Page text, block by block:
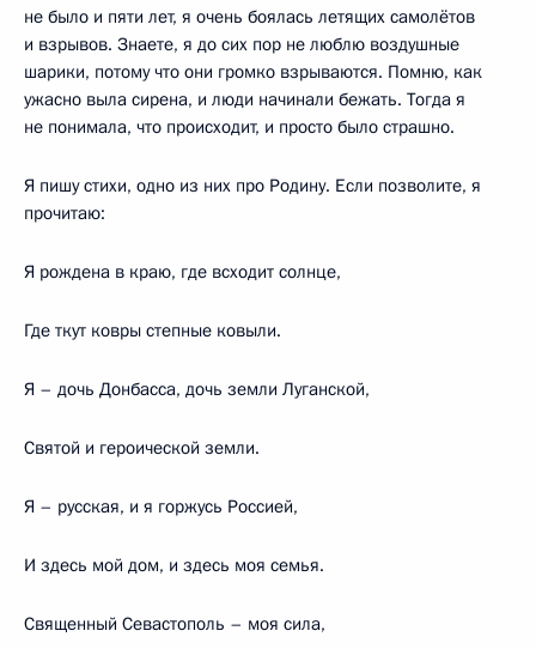
не было и пяти лет, я очень боялась летящих самолётов
и взрывов. Знаете, я до сих пор не люблю воздушные
шарики, потому что они громко взрываются. Помню, как
ужасно выла сирена, и люди начинали бежать. Тогда я
не понимала, что происходит, и просто было страшно.
Я пишу стихи, одно из них про Родину. Если позволите, я
прочитаю:
Я рождена в краю, где всходит солнце,
Где ткут ковры степные ковыли.
Я – дочь Донбасса, дочь земли Луганской,
Святой и героической земли.
Я – русская, и я горжусь Россией,
И здесь мой дом, и здесь моя семья.
Священный Севастополь – моя сила,